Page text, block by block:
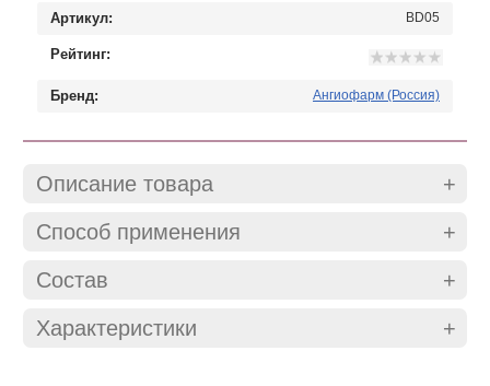
Артикул: BD05
Рейтинг:
Бренд: Ангиофарм (Россия)
Описание товара
Способ применения
Состав
Характеристики